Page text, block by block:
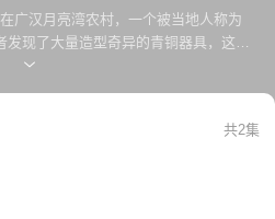
广汉月亮湾农村，一个被当地人称为
发现了大量造型奇异的青铜器具，这次
秘古国变得可以触摸。这些出土器物的
吗？
共2集